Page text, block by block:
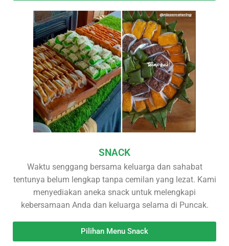
SNACK
Waktu senggang bersama keluarga dan sahabat
tentunya belum lengkap tanpa cemilan yang lezat. Kami
menyediakan aneka snack untuk melengkapi
kebersamaan Anda dan keluarga selama di Puncak.
Pilihan Menu Snack